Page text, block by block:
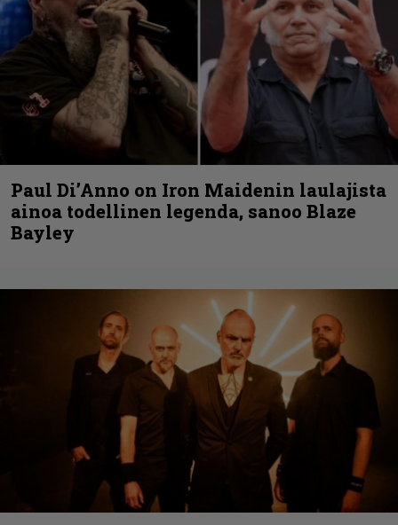
Paul Di’Anno on Iron Maidenin laulajista
ainoa todellinen legenda, sanoo Blaze
Bayley